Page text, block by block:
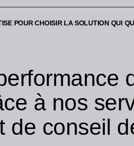
POUR CHOISIR LA SOLUTION QUI
à nos
de conseil